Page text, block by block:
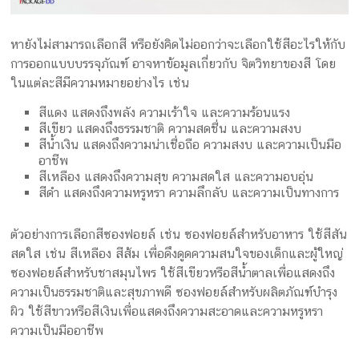
หายังไม่สามารถเลือกสี หรือยังคิดไม่ออกว่าจะเลือกใช้สีอะไรให้กับ
การออกแบบบรรจุภัณฑ์ อาจหาข้อมูลเกี่ยวกับ จิตวิทยาของสี โดย
ในแต่ละสีมีความหมายอย่างไร เช่น
สีแดง แสดงถึงพลัง ความเร้าใจ และความร้อนแรง
สีเขียว แสดงถึงธรรมชาติ ความสดชื่น และความสงบ
สีน้ำเงิน แสดงถึงความน่าเชื่อถือ ความสงบ และความเป็นมือ
อาชีพ
สีเหลือง แสดงถึงความสุข ความสดใส และความอบอุ่น
สีดำ แสดงถึงความหรูหรา ความลึกลับ และความเป็นทางการ
ตัวอย่างการเลือกสีซองฟอยล์ เช่น ซองฟอยล์สำหรับอาหาร ใช้สีสัน
สดใส เช่น สีเหลือง สีส้ม เพื่อดึงดูดความสนใจของเด็กและผู้ใหญ่
ซองฟอยล์สำหรับชาสมุนไพร ใช้สีเขียวหรือสีน้ำตาลเพื่อแสดงถึง
ความเป็นธรรมชาติและสุขภาพดี ซองฟอยล์สำหรับผลิตภัณฑ์บำรุง
ผิว ใช้สีขาวหรือสีเงินเพื่อแสดงถึงความสะอาดและความหรูหรา
ความเป็นมืออาชีพ